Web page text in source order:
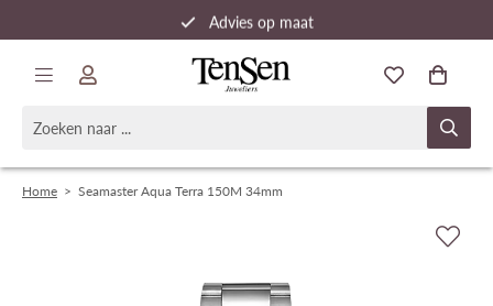
Advies op maat
Snelle verzending
Home > Seamaster Aqua Terra 150M 34mm